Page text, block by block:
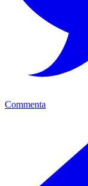
Commenta